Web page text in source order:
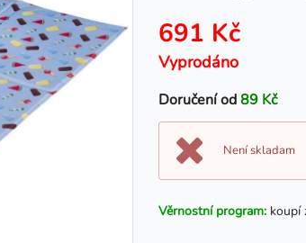
691 Kč
Vyprodáno
Doručení od89 Kč
Není skladam
Věrnostní program: koupí